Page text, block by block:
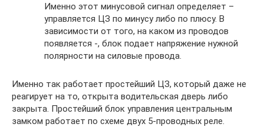
Именно этот минусовой сигнал определяет –
управляется ЦЗ по минусу либо по плюсу. В
зависимости от того, на каком из проводов
появляется -, блок подает напряжение нужной
полярности на силовые провода.
Именно так работает простейший ЦЗ, который даже не
реагирует на то, открыта водительская дверь либо
закрыта. Простейший блок управления центральным
замком работает по схеме двух 5-проводных реле.